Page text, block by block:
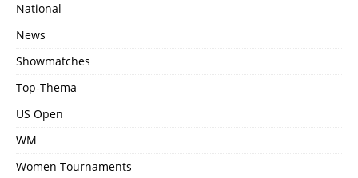
National
News
Showmatches
Top-Thema
US Open
WM
Women Tournaments